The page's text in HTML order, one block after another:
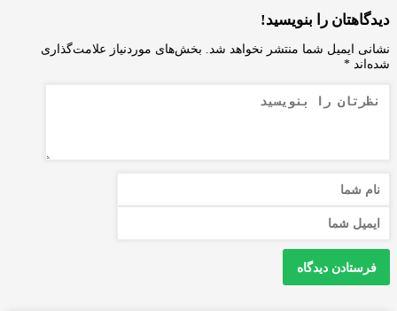
دیدگاهتان را بنویسید!
نشانی ایمیل شما منتشر نخواهد شد. بخش‌های موردنیاز علامت‌گذاری
شده‌اند *